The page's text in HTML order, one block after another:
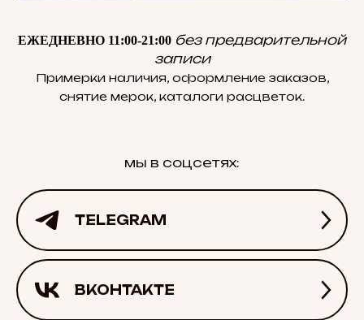
ЕЖЕДНЕВНО 11:00-21:00 без предварительной
записи
Примерки наличия, оформление заказов,
снятие мерок, каталоги расцветок.
мы в соцсетях:
TELEGRAM
ВКОНТАКТЕ